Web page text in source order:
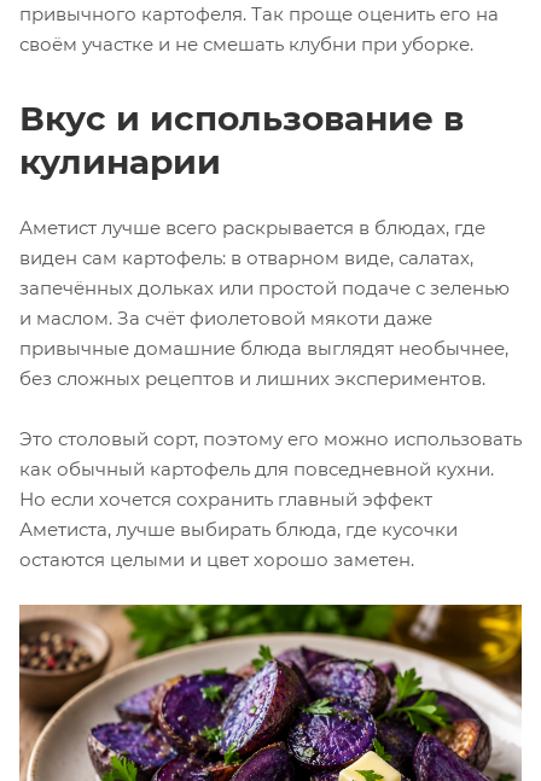
привычного картофеля. Так проще оценить его на
своём участке и не смешать клубни при уборке.
Вкус и использование в
кулинарии
Аметист лучше всего раскрывается в блюдах, где
виден сам картофель: в отварном виде, салатах,
запечённых дольках или простой подаче с зеленью
и маслом. За счёт фиолетовой мякоти даже
привычные домашние блюда выглядят необычнее,
без сложных рецептов и лишних экспериментов.
Это столовый сорт, поэтому его можно использовать
как обычный картофель для повседневной кухни.
Но если хочется сохранить главный эффект
Аметиста, лучше выбирать блюда, где кусочки
остаются целыми и цвет хорошо заметен.